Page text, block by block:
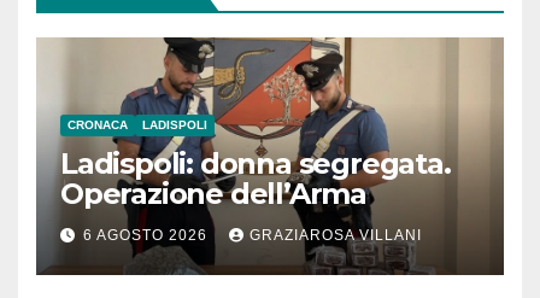
CRONACA LADISPOLI
Ladispoli: donna segregata.
Operazione dell’Arma
6 AGOSTO 2026 GRAZIAROSA VILLANI